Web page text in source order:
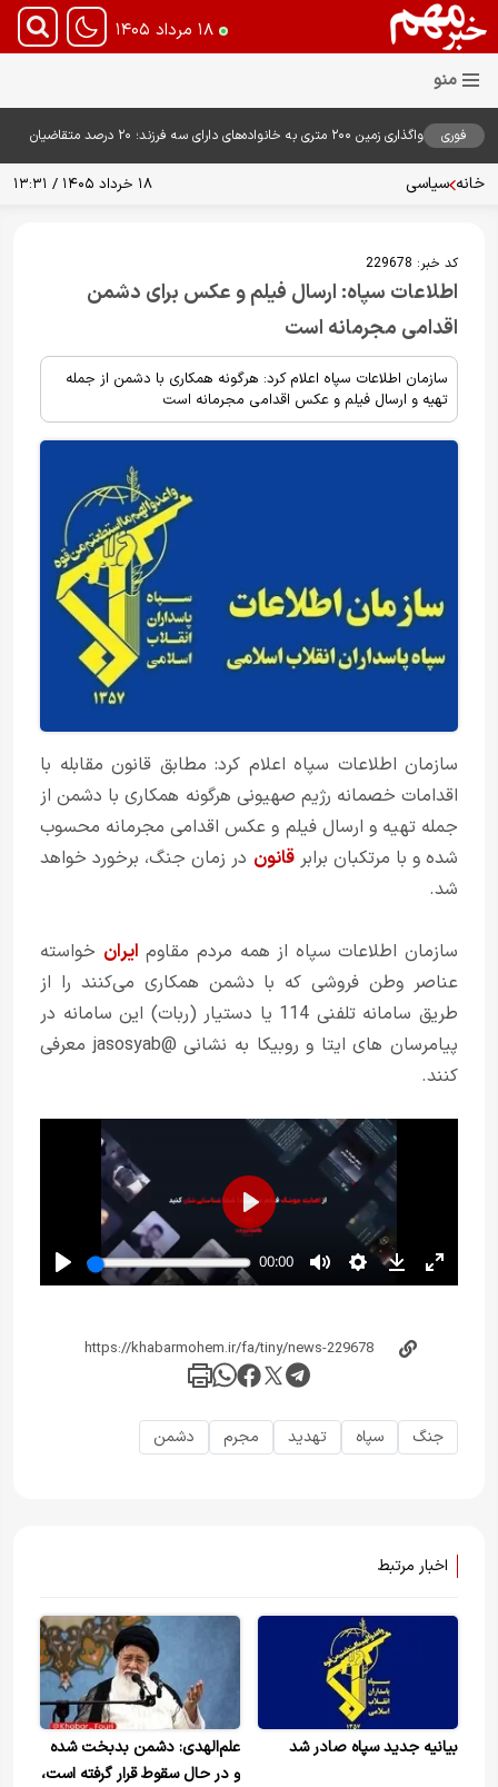
۱۸ مرداد ۱۴۰۵
فوری
واگذاری زمین ۲۰۰ متری به خانواده‌های دارای سه فرزند؛ ۲۰ درصد متقاضیان
خانه سیاسی ۱۸ خرداد ۱۴۰۵ / ۱۳:۳۱
کد خبر: 229678
اطلاعات سپاه: ارسال فیلم و عکس برای دشمن
اقدامی مجرمانه است
سازمان اطلاعات سپاه اعلام کرد: هرگونه همکاری با دشمن از جمله
تهیه و ارسال فیلم و عکس اقدامی مجرمانه است
سازمان اطلاعات سپاه اعلام کرد: مطابق قانون مقابله با
اقدامات خصمانه رژیم صهیونی هرگونه همکاری با دشمن از
جمله تهیه و ارسال فیلم و عکس اقدامی مجرمانه محسوب
شده و با مرتکبان برابرقانون در زمان جنگ، برخورد خواهد
شد.
سازمان اطلاعات سپاه از همه مردم مقاوم ایران خواسته
عناصر وطن فروشی که با دشمن همکاری می‌کنند را از
طریق سامانه تلفنی 114 یا دستیار (ربات) این سامانه در
پیامرسان های ایتا و روبیکا به نشانی @jasosyab معرفی
کنند.
جنگ سپاه تهدید مجرم دشمن
اخبار مرتبط
بیانیه جدید سپاه صادر شد
علم‌الهدی: دشمن بدبخت شده
و در حال سقوط قرار گرفته است،